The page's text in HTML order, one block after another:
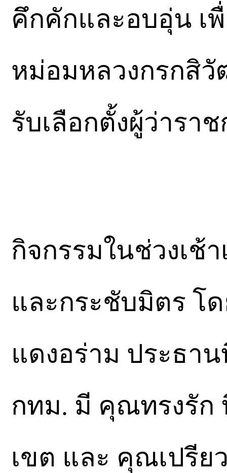
คึกคักและอบอุ่น เ
หม่อมหลวงกรกสิวั
รับเลือกตั้งผู้ว่ารา
กิจกรรมในช่วงเช้
และกระชับมิตร โ
แดงอร่าม ประธา
กทม. มี คุณทรงรัก
เขต และ คุณเปรีย